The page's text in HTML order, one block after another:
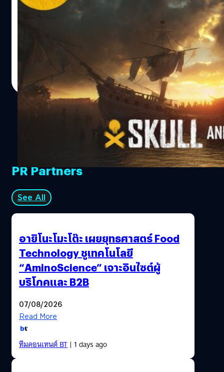
ค่ายเกม Ubisoft และทีมพัฒนา Ubisoft Singapore ได้
ประกาศว่าจะจัดงานถ่ายทอดสด Skull and Bones
Worldwide Gameplay Reveal ในวันที่ 8 กรกฎาคม 2022
เวลา 00:00 น. ตามเวลาประเทศไทย และจะมีงาน Pre-Show
ก่อนเริ่มอีเวนต์หลัก 15 นาที งาน Pre-Show จะเต็มไปด้วย
เซอร์ไพรส์ ส่วนอีเวนต์หลักจะนำเสนอคลิปเกมเพลย์ใหม่,
เบื้องหลังการสร้างพร้อมนักพัฒนาเกม และอื่น ๆ โดยสามารถ
รับชมได้ทาง YouTube ก่อนหน้านี้ในงาน E3 2017 มีการ
ประกาศว่าเกม Skull and Bones จะวางจำหน่ายบน
แพลตฟอร์ม PlayStation 4, Xbox One และ PC แต่หน่วยงาน
จัดเรตเกมของบราซิล Brazil Advisory Rating Board ระบุว่า
เกมนี้จะวางจำหน่ายบนแพลตฟอร์ม PlayStation…
| 1495 days ago
Read More
PR Partners
See All
อายิโนะโมะโต๊ะ เผยยุทธศาสตร์ Food
Technology ชูเทคโนโลยี
“AminoScience” เจาะอินไซต์ผู้
บริโภคและ B2B
07/08/2026
Read More
ทีมคอนเทนต์ BT| 1 days ago